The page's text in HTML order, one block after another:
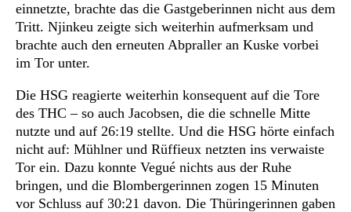
einnetzte, brachte das die Gastgeberinnen nicht aus dem
Tritt. Njinkeu zeigte sich weiterhin aufmerksam und
brachte auch den erneuten Abpraller an Kuske vorbei
im Tor unter.
Die HSG reagierte weiterhin konsequent auf die Tore
des THC – so auch Jacobsen, die die schnelle Mitte
nutzte und auf 26:19 stellte. Und die HSG hörte einfach
nicht auf: Mühlner und Rüffieux netzten ins verwaiste
Tor ein. Dazu konnte Vegué nichts aus der Ruhe
bringen, und die Blombergerinnen zogen 15 Minuten
vor Schluss auf 30:21 davon. Die Thüringerinnen gaben